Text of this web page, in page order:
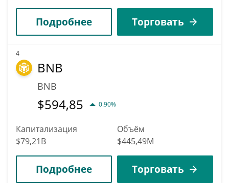
Подробнее Торговать
4
BNB
BNB
$594,85 0.90%
Капитализация
$79,21B
Объём
$445,49M
Подробнее Торговать